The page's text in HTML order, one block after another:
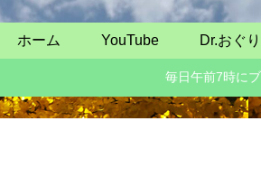
ホーム YouTube Dr.おぐ
毎日午前7時に